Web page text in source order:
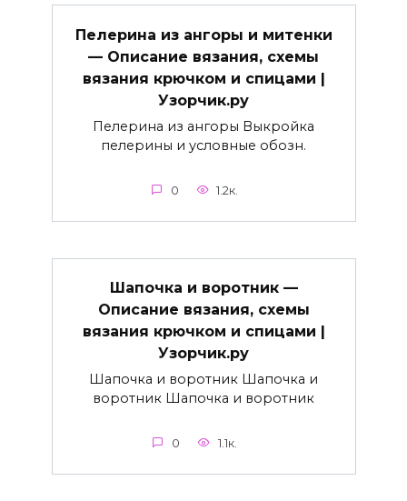
Пелерина из ангоры и митенки
— Описание вязания, схемы
вязания крючком и спицами |
Узорчик.ру
Пелерина из ангоры Выкройка
пелерины и условные обозн.
0 1.2к.
Шапочка и воротник —
Описание вязания, схемы
вязания крючком и спицами |
Узорчик.ру
Шапочка и воротник Шапочка и
воротник Шапочка и воротник
0 1.1к.